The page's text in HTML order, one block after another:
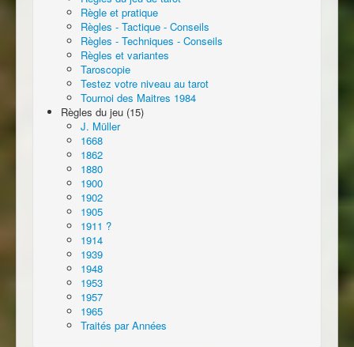
Règle et pratique
Règles - Tactique - Conseils
Règles - Techniques - Conseils
Règles et variantes
Taroscopie
Testez votre niveau au tarot
Tournoi des Maitres 1984
Règles du jeu (15)
J. Müller
1668
1862
1880
1900
1902
1905
1911 ?
1914
1939
1948
1953
1957
1965
Traités par Années